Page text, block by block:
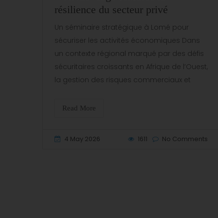
résilience du secteur privé
Un séminaire stratégique à Lomé pour
sécuriser les activités économiques Dans
un contexte régional marqué par des défis
sécuritaires croissants en Afrique de l’Ouest,
la gestion des risques commerciaux et
Read More
4 May 2026 1611 No Comments